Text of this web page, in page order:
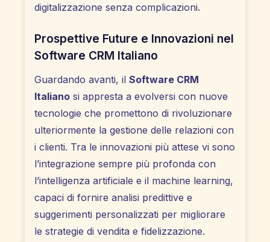
digitalizzazione senza complicazioni.
Prospettive Future e Innovazioni nel
Software CRM Italiano
Guardando avanti, il Software CRM
Italiano si appresta a evolversi con nuove
tecnologie che promettono di rivoluzionare
ulteriormente la gestione delle relazioni con
i clienti. Tra le innovazioni più attese vi sono
l’integrazione sempre più profonda con
l’intelligenza artificiale e il machine learning,
capaci di fornire analisi predittive e
suggerimenti personalizzati per migliorare
le strategie di vendita e fidelizzazione.